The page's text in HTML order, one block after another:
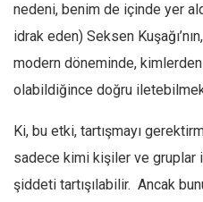
Hayat
Türkiye
Dünya
Avrupa
Asya
Afrika
nedeni, benim de içinde yer
idrak eden) Seksen
modern döneminde,
olabildiğince doğru
Ki, bu etki, tartışmayı
sadece kimi kişiler ve gruplar
şiddeti tartışılabilir. Ancak